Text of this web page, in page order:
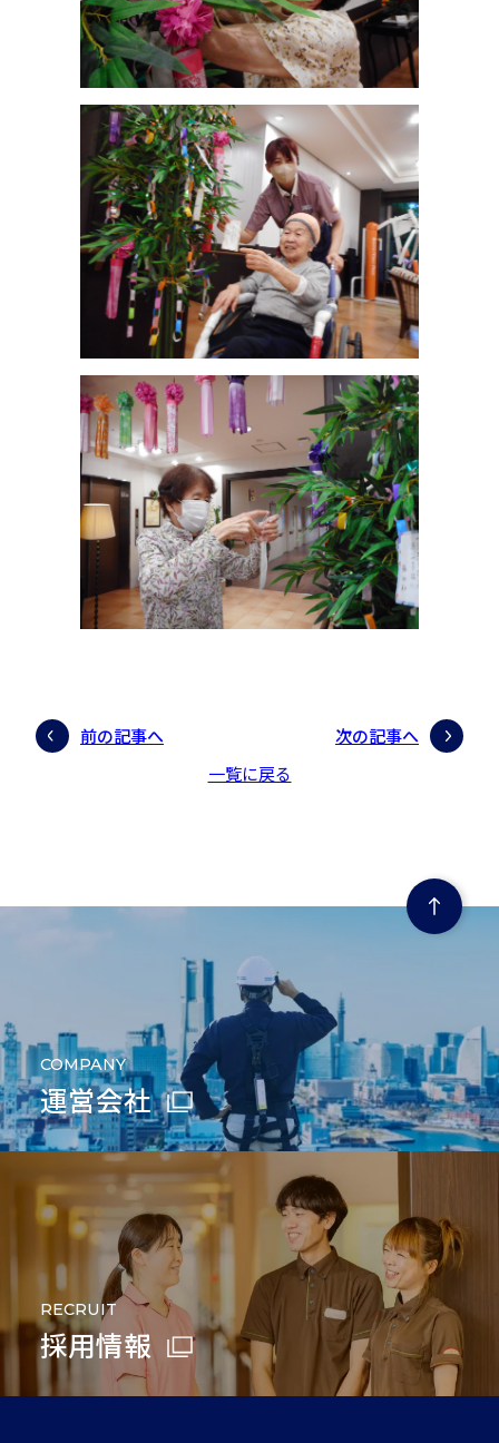
前の記事へ
一覧に戻る
次の記事へ
ページの先頭にもどる
COMPANY
運営会社
RECRUIT
採用情報